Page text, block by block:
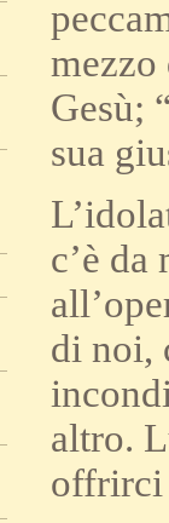
Gesù;
sua
c’è
di noi,
altro.
offrirci